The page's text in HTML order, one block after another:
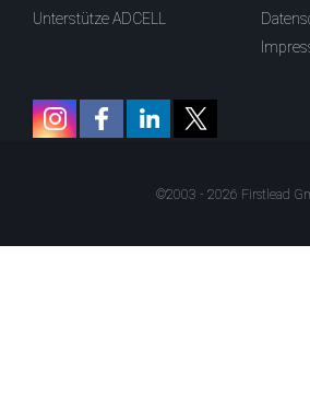
Unterstütze ADCELL
©2003 - 2026 Firstlead